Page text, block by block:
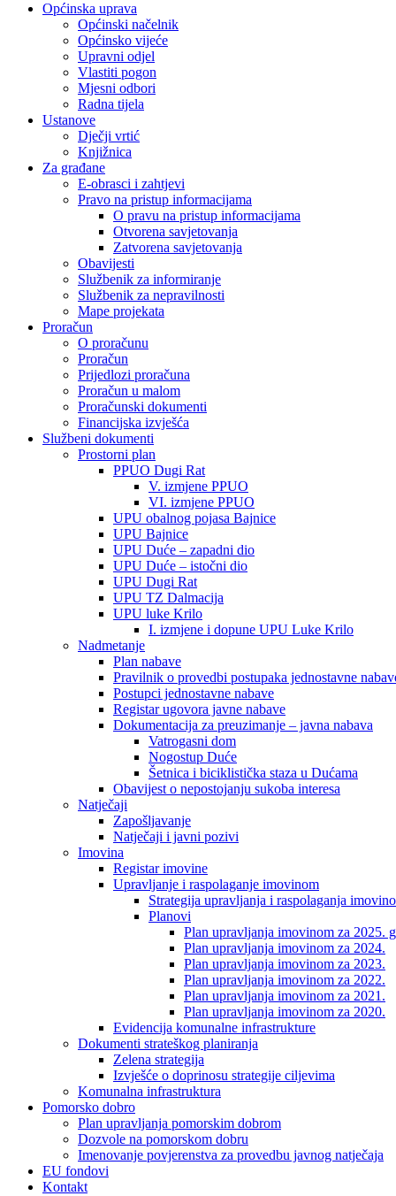
Općinska uprava
Općinski načelnik
Općinsko vijeće
Upravni odjel
Vlastiti pogon
Mjesni odbori
Radna tijela
Ustanove
Dječji vrtić
Knjižnica
Za građane
E-obrasci i zahtjevi
Pravo na pristup informacijama
O pravu na pristup informacijama
Otvorena savjetovanja
Zatvorena savjetovanja
Obavijesti
Službenik za informiranje
Službenik za nepravilnosti
Mape projekata
Proračun
O proračunu
Proračun
Prijedlozi proračuna
Proračun u malom
Proračunski dokumenti
Financijska izvješća
Službeni dokumenti
Prostorni plan
PPUO Dugi Rat
V. izmjene PPUO
VI. izmjene PPUO
UPU obalnog pojasa Bajnice
UPU Bajnice
UPU Duće – zapadni dio
UPU Duće – istočni dio
UPU Dugi Rat
UPU TZ Dalmacija
UPU luke Krilo
I. izmjene i dopune UPU Luke Krilo
Nadmetanje
Plan nabave
Pravilnik o provedbi postupaka jednostavne
Postupci jednostavne nabave
Registar ugovora javne nabave
Dokumentacija za preuzimanje – javna nabava
Vatrogasni dom
Nogostup Duće
Šetnica i biciklistička staza u Dućama
Obavijest o nepostojanju sukoba interesa
Natječaji
Zapošljavanje
Natječaji i javni pozivi
Imovina
Registar imovine
Upravljanje i raspolaganje imovinom
Strategija upravljanja i raspolaganja
Planovi
Plan upravljanja imovinom za 2025.
Plan upravljanja imovinom za 2024.
Plan upravljanja imovinom za 2023.
Plan upravljanja imovinom za 2022.
Plan upravljanja imovinom za 2021.
Plan upravljanja imovinom za 2020.
Evidencija komunalne infrastrukture
Dokumenti strateškog planiranja
Zelena strategija
Izvješće o doprinosu strategije ciljevima
Komunalna infrastruktura
Pomorsko dobro
Plan upravljanja pomorskim dobrom
Dozvole na pomorskom dobru
Imenovanje povjerenstva za provedbu javnog natječaja
EU fondovi
Kontakt